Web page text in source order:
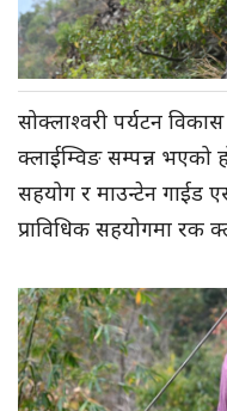
सोक्लाश्वरी पर्यटन
क्लाईम्विङ सम्पन्न भएको
सहयोग र माउन्टेन गाईड
प्राविधिक सहयोगमा रक